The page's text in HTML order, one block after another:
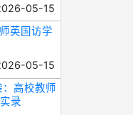
05-15
英国访学
05-15
高校教师
录